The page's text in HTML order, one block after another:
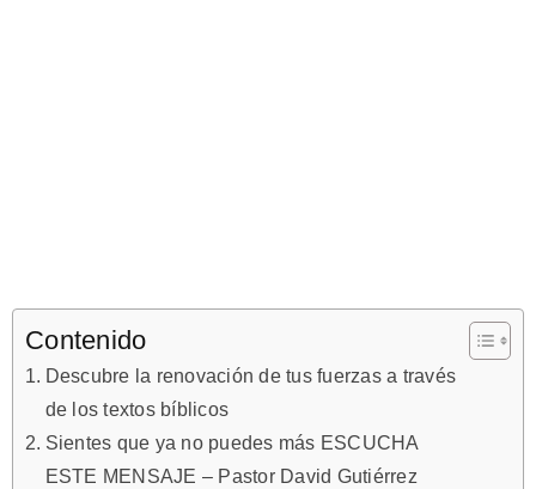
Contenido
Descubre la renovación de tus fuerzas a través
de los textos bíblicos
Sientes que ya no puedes más ESCUCHA
ESTE MENSAJE – Pastor David Gutiérrez